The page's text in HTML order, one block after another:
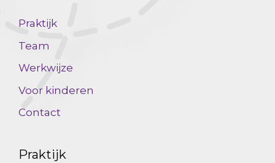
Praktijk
Team
Werkwijze
Voor kinderen
Contact
Praktijk